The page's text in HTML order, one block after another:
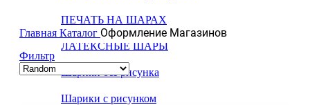
ПЕЧАТЬ НА ШАРАХ
ЛАТЕКСНЫЕ ШАРЫ
Шарики без рисунка
Шарики с рисунком
Главная Каталог Оформление Магазинов
Фильтр